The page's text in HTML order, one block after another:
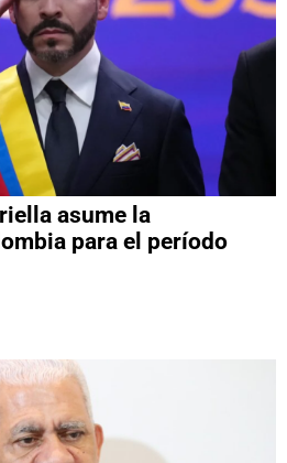
asume la
para el período